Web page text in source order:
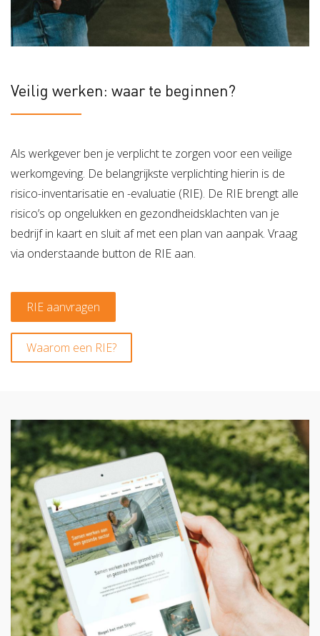
Veilig werken: waar te beginnen?
Als werkgever ben je verplicht te zorgen voor een veilige
werkomgeving. De belangrijkste verplichting hierin is de
risico-inventarisatie en -evaluatie (RIE). De RIE brengt alle
risico’s op ongelukken en gezondheidsklachten van je
bedrijf in kaart en sluit af met een plan van aanpak. Vraag
via onderstaande button de RIE aan.
RIE aanvragen
Waarom een RIE?